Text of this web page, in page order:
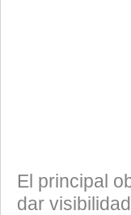
El principal
dar